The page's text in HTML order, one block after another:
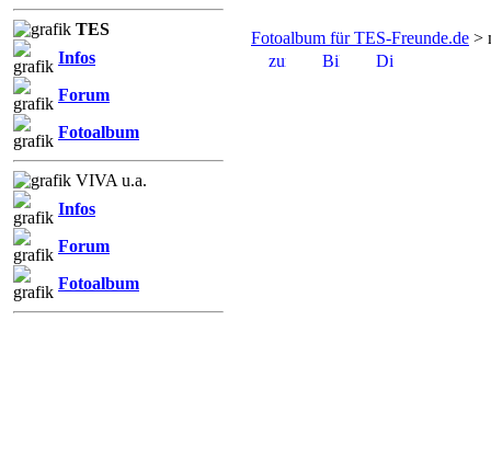
TES
Infos
Forum
Fotoalbum
VIVA u.a.
Infos
Forum
Fotoalbum
Fotoalbum für TES-Freunde.de >